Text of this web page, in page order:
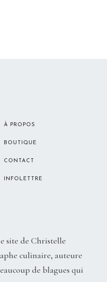
À PROPOS
BOUTIQUE
CONTACT
INFOLETTRE
site de Christelle
culinaire, auteure
de blagues qui